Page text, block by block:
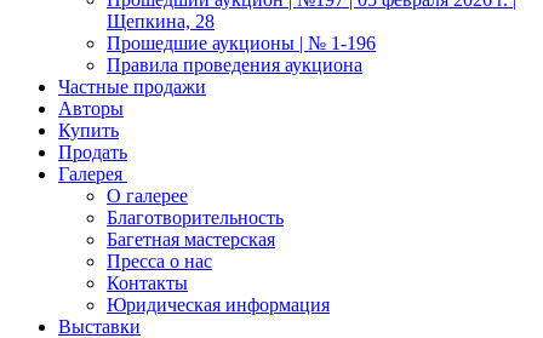
Щепкина, 28
Прошедшие аукционы | № 1-196
Правила проведения аукциона
Частные продажи
Авторы
Купить
Продать
Галерея
О галерее
Благотворительность
Багетная мастерская
Пресса о нас
Контакты
Юридическая информация
Выставки